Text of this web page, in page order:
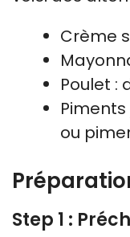
Crème
Poulet :
ou
Step 1 :